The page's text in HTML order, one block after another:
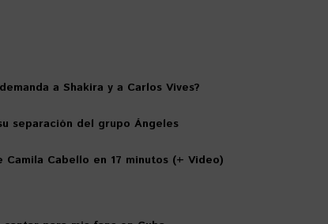
a Shakira y a Carlos Vives?
separación del grupo Ángeles
Camila Cabello en 17 minutos (+ Video)